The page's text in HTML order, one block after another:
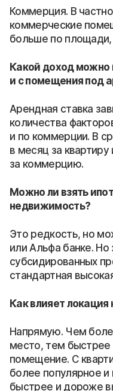
Коммерция. В
коммерческие
больше по
Какой доход можно
и с помещения под
Арендная ставка
количества
и по коммерции. В
в месяц за
за коммерцию.
Можно ли взять
недвижимость?
Это редкость, но
или Альфа банке. Но
субсидированных
стандартная
Как влияет локация
Напрямую. Чем
место, тем быстрее
помещение. С
более популярное
быстрее и дороже